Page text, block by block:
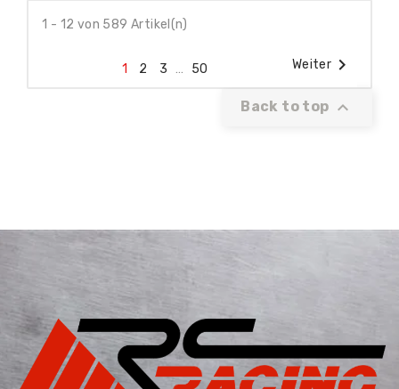
1 - 12 von 589 Artikel(n)
1 2 3 … 50 Weiter 
Back to top 